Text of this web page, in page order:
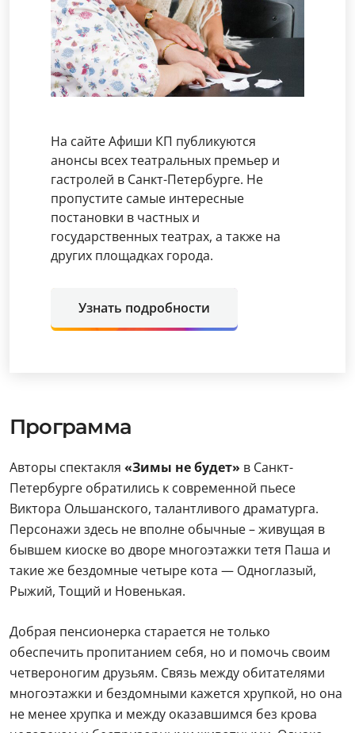
На сайте Афиши КП публикуются
анонсы всех театральных премьер и
гастролей в Санкт-Петербурге. Не
пропустите самые интересные
постановки в частных и
государственных театрах, а также на
других площадках города.
Узнать подробности
Программа
Авторы спектакля «Зимы не будет» в Санкт-
Петербурге обратились к современной пьесе
Виктора Ольшанского, талантливого драматурга.
Персонажи здесь не вполне обычные – живущая в
бывшем киоске во дворе многоэтажки тетя Паша и
такие же бездомные четыре кота — Одноглазый,
Рыжий, Тощий и Новенькая.
Добрая пенсионерка старается не только
обеспечить пропитанием себя, но и помочь своим
четвероногим друзьям. Связь между обитателями
многоэтажки и бездомными кажется хрупкой, но она
не менее хрупка и между оказавшимся без крова